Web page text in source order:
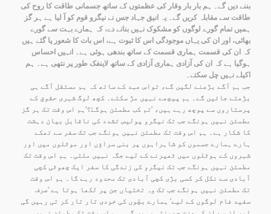
بننے دیں گے۔ ہم بار بار وقار کی عظمتوں کے ساتھ جسمانی طاقت کا روح کی
طاقت سے مقابلہ کریں گے۔ یہ انیق جہاد جس نے نیگرو قوم کو آ لیا ہے ہر گز
ہمیں تمام گورے لوگوں کو مشکوک نہیں بنانے دے، کہ ہمارے بہت سے گورے
بھائی، اور ان کی یہاں موجودگی اس کا ثبوت ہے، اس بات کا شعور پا گئے ہیں
کہ ان کی قسمت ہماری قسمت کے ساتھ بندھی ہوئی ہے۔ انہیں احساس
ہوگیا ہے کہ ان کی آزادی ہماری آزادی کے ساتھ لاینفک طور پر نتھی ہے۔ ہم
اکیلے نہیں چل سکتے۔
جب ہم آگے بڑھنے لگیں گے، تواس عہد کے ساتھ کہ ہم مستقل آگے ہی
بڑھتے جائیں گے۔ ہم پیچھے نہیں مڑ سکتے۔ کچھ لوگ شہری حقوق کے
پرستاروں سے پوچھ رہے ہیں، ’تم کب مطمئن ہوگےَ؟‘ہم اس وقت تک ہر گز
مطمئن نہیں ہونگے جب تک نیگرو پولیس تشدد کی ناقابل بیان دہشت
کا شکار ہے۔ ہم اس وقت تک مطمئن نہیں ہونگے جب تک سفر سے تھکے
ہارے ہمارے جسموں کو شاہراہوں پر بنی سراؤں اور موٹلوں میں اور
شہروں کے ہوٹلوں میں ٹھیرنے کے لیے جگہ نہیں ملتی۔ ہم اس وقت تک
مطمئن نہیں ہونگے جب تک نیگرو کی زندگی کا سفر ایک چھوٹی کچی
آبادی سے نکل کر کسی بڑی کچی آبادی تک محدود رہے گا۔ ہم اس وقت
تک مطمئن نہیں ہونگے جب تک وہ تختیاں جن پر لکھا ہوتا ہے ’صرف
سفید فام لوگوں کے لیے‘ ہمارے بچّوں کی خودی تار تار کر تی رہیں گی